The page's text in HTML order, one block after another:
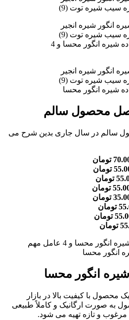
کیفیت فوق العاده شیره انگور محسا و 4
شیره انگور محسا
محصول سالم
سالم در سال جاری بدین شرح می
انگور محسا
انگور محسا
محصول با کیفیت بالا در بازار
به صورت ارگانیک و کاملاً طبیعی
مرغوب و تازه تهیه می شود.